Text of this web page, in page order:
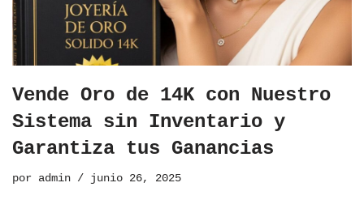
Vende Oro de 14K con Nuestro
Sistema sin Inventario y
Garantiza tus Ganancias
por admin junio 26, 2025